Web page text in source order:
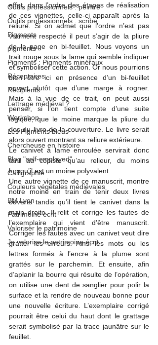
Outils professionnels : peintre
Outils professionnels : scribe
Pigments
pigments
Pigments : Pigments minéraux
Réceptaires
Récipients
Lettrage médiéval ?
Workshop
Les Pigments bleus
Chercheuse en histoire
Blog "self-employed"
Calligraphie
Couleurs végétales médiévales
BM Lyon
Patrimoine écrit
Valoriser le patrimoine
Je valorise le patrimoine écrit
effet, dans l’ordre des étapes de réalisation
de ces vignettes, celle-ci apparaît après la
reliure. Si on admet que l’ordre n’est pas
vraiment respecté il peut s’agir de la pliure
de la page en bi-feuillet. Nous voyons un
trait rouge sous la lame qui semble indiquer
et symboliser cette action. Or nous pourrions
bien être ici en présence d’un bi-feuillet
ouvert plutôt que d’une marge à rogner.
Mais à la vue de ce trait, on peut aussi
penser, si l’on tient compte d’une suite
logique, que le moine marque la pliure du
dos du livre de la couverture. Le livre serait
alors ouvert montrant sa reliure extérieure.
Le canivet à lame enroulée servirait donc
tant au copiste qu’au relieur, du moins
lorsqu’il est un moine polyvalent.
Une autre vignette de ce manuscrit, montre
notre moine en train de tenir deux livres
ouverts tandis qu’il tient le canivet dans la
main droite. Il relit et corrige les fautes de
l’exemplaire qui vient d’être manuscrit.
Corriger les fautes avec un canivet veut dire
gratter les erreurs. Ainsi les mots ou les
lettres formés à l’encre à la plume sont
grattés sur le parchemin. Et ensuite, afin
d’aplanir la bourre qui résulte de l’opération,
on utilise une dent de sanglier pour polir la
surface et la rendre de nouveau bonne pour
une nouvelle écriture. L’exemplaire corrigé
pourrait être celui du haut dont le grattage
serait symbolisé par la trace jaunâtre sur le
feuillet.